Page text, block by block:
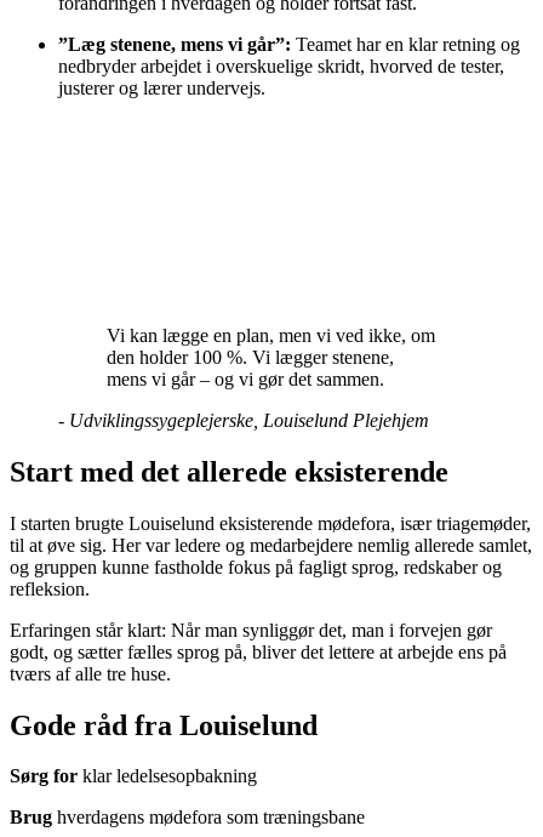
”Læg stenene, mens vi går”: Teamet har en klar retning og
nedbryder arbejdet i overskuelige skridt, hvorved de tester,
justerer og lærer undervejs.
Vi kan lægge en plan, men vi ved ikke, om
den holder 100 %. Vi lægger stenene,
mens vi går – og vi gør det sammen.
- Udviklingssygeplejerske, Louiselund Plejehjem
Start med det allerede eksisterende
I starten brugte Louiselund eksisterende mødefora, især triagemøder,
til at øve sig. Her var ledere og medarbejdere nemlig allerede samlet,
og gruppen kunne fastholde fokus på fagligt sprog, redskaber og
refleksion.
Erfaringen står klart: Når man synliggør det, man i forvejen gør
godt, og sætter fælles sprog på, bliver det lettere at arbejde ens på
tværs af alle tre huse.
Gode råd fra Louiselund
Sørg for klar ledelsesopbakning
Brug hverdagens mødefora som træningsbane